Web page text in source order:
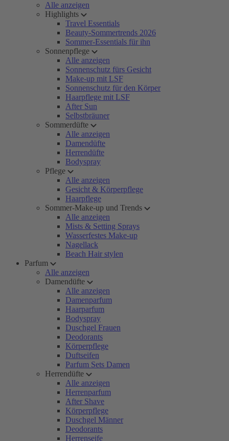
Alle anzeigen
Highlights
Travel Essentials
Beauty-Sommertrends 2026
Sommer-Essentials für ihn
Sonnenpflege
Alle anzeigen
Sonnenschutz fürs Gesicht
Make-up mit LSF
Sonnenschutz für den Körper
Haarpflege mit LSF
After Sun
Selbstbräuner
Sommerdüfte
Alle anzeigen
Damendüfte
Herrendüfte
Bodyspray
Pflege
Alle anzeigen
Gesicht & Körperpflege
Haarpflege
Sommer-Make-up und Trends
Alle anzeigen
Mists & Setting Sprays
Wasserfestes Make-up
Nagellack
Beach Hair stylen
Parfum
Alle anzeigen
Damendüfte
Alle anzeigen
Damenparfum
Haarparfum
Bodyspray
Duschgel Frauen
Deodorants
Körperpflege
Duftseifen
Parfum Sets Damen
Herrendüfte
Alle anzeigen
Herrenparfum
After Shave
Körperpflege
Duschgel Männer
Deodorants
Herrenseife